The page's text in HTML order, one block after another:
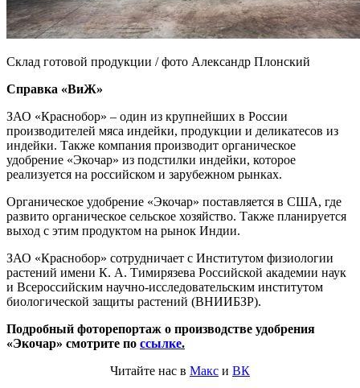
Склад готовой продукции / фото Александр Плонский
Справка «ВиЖ»
ЗАО «Краснобор» – один из крупнейших в России
производителей мяса индейки, продукции и деликатесов из
индейки. Также компания производит органическое
удобрение «Экочар» из подстилки индейки, которое
реализуется на российском и зарубежном рынках.
Органическое удобрение «Экочар» поставляется в США, где
развито органическое сельское хозяйство. Также планируется
выход с этим продуктом на рынок Индии.
ЗАО «Краснобор» сотрудничает с Институтом физиологии
растений имени К. А. Тимирязева Российской академии наук
и Всероссийским научно-исследовательским институтом
биологической защиты растений (ВНИИБЗР).
Подробный фоторепортаж о производстве удобрения
«Экочар» смотрите по ссылке.
Читайте нас в Макс и ВК